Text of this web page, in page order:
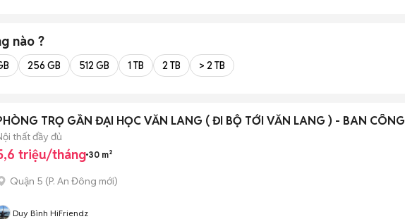
nào ?
256 GB 512 GB 1 TB 2 TB > 2 TB
TRỌ GẦN ĐẠI HỌC VĂN LANG ( ĐI BỘ TỚI VĂN LANG ) - BAN CÔNG
thất đầy đủ
triệu/tháng 30 m²
Quận 5 (P. An Đông mới)
Duy Bình HiFriendz